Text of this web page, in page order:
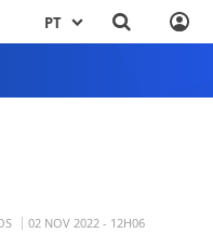
PT
02 NOV 2022 - 12H06